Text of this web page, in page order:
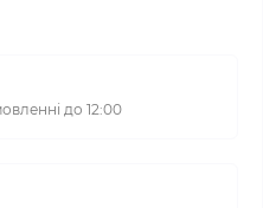
до 12:00